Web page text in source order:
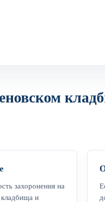
захоронения на
и